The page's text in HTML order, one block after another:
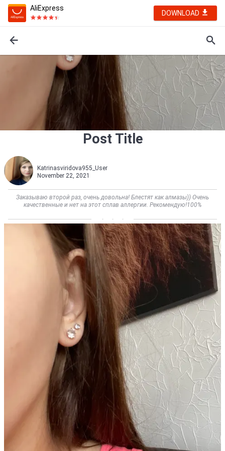
AliExpress
DOWNLOAD
Post Title
Katrinasviridova955_User
November 22, 2021
Заказываю второй раз, очень довольна! Блестят как алмазы)) Очень
качественные и нет на этот сплав аллергии. Рекомендую!100%